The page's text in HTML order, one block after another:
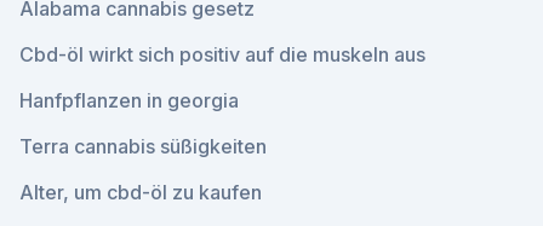
Alabama cannabis gesetz
Cbd-öl wirkt sich positiv auf die muskeln aus
Hanfpflanzen in georgia
Terra cannabis süßigkeiten
Alter, um cbd-öl zu kaufen